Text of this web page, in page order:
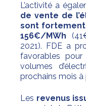
L’activité a
de vente de
sont
156€/MWh
2021). FDE a
favorables
volumes
prochains mois
Les revenus